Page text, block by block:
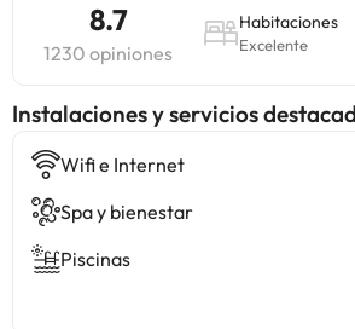
8.7
1230 opiniones
Habitaciones
Excelente
Instalaciones y servicios
Wifi e Internet
Spa y bienestar
Piscinas